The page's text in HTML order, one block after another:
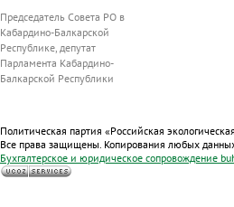
Председатель Совета РО в
Кабардино-Балкарской
Республике, депутат
Парламента Кабардино-
Балкарской Республики
Политическая партия «Российская
Все права защищены. Копирования любых
Бухгалтерское и юридическое сопровождение